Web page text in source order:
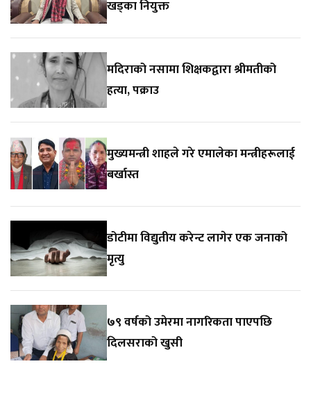
खड्का नियुक्त
मदिराको नसामा शिक्षकद्वारा श्रीमतीको
हत्या, पक्राउ
मुख्यमन्त्री शाहले गरे एमालेका मन्त्रीहरूलाई
बर्खास्त
डोटीमा विद्युतीय करेन्ट लागेर एक जनाको
मृत्यु
७९ वर्षको उमेरमा नागरिकता पाएपछि
दिलसराको खुसी